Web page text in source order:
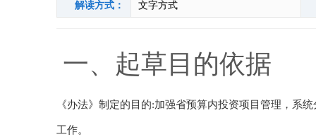
解读方式： 文字方式
一、起草目的依据
《办法》制定的目的:加强省预算内投资项目管理，系
工作。